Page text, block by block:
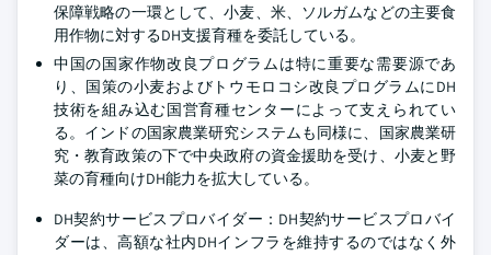
保障戦略の一環として、小麦、米、ソルガムなどの主要食
用作物に対するDH支援育種を委託している。
中国の国家作物改良プログラムは特に重要な需要源であ
り、国策の小麦およびトウモロコシ改良プログラムにDH
技術を組み込む国営育種センターによって支えられてい
る。インドの国家農業研究システムも同様に、国家農業研
究・教育政策の下で中央政府の資金援助を受け、小麦と野
菜の育種向けDH能力を拡大している。
DH契約サービスプロバイダー：DH契約サービスプロバイ
ダーは、高額な社内DHインフラを維持するのではなく外